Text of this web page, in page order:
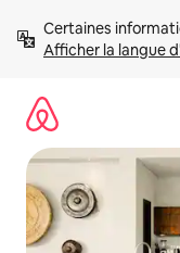
directement
Afficher la langue